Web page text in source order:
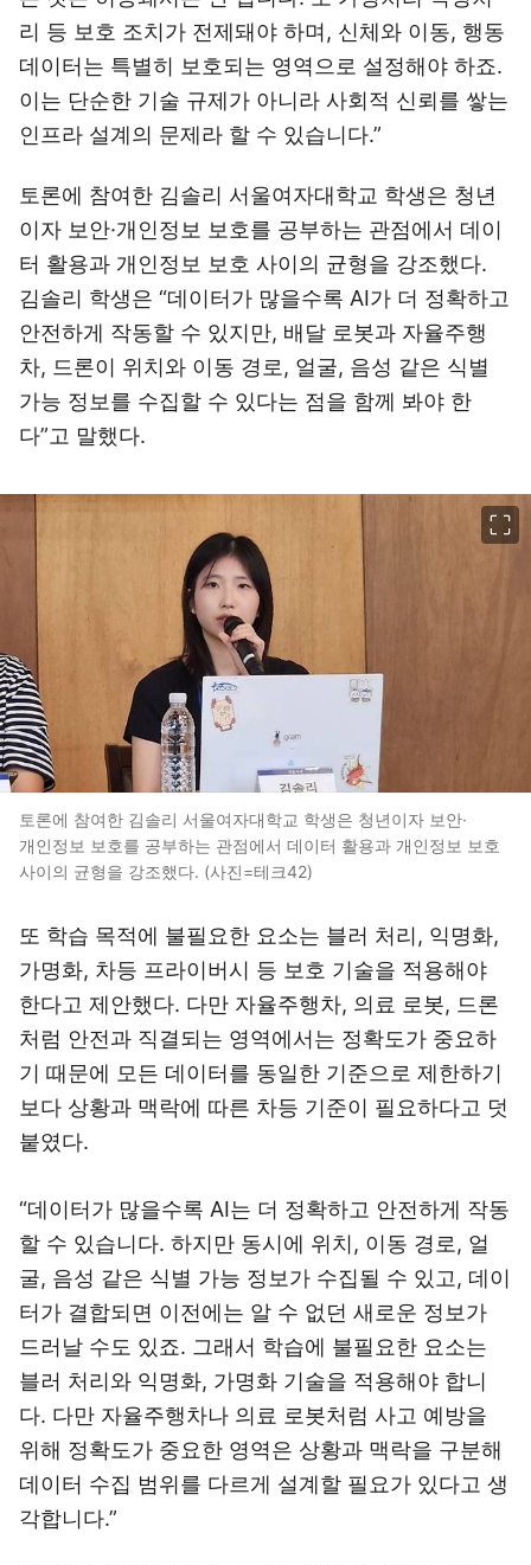
리 등 보호 조치가 전제돼야 하며, 신체와 이동, 행동
데이터는 특별히 보호되는 영역으로 설정해야 하죠.
이는 단순한 기술 규제가 아니라 사회적 신뢰를 쌓는
인프라 설계의 문제라 할 수 있습니다.”
토론에 참여한 김솔리 서울여자대학교 학생은 청년
이자 보안·개인정보 보호를 공부하는 관점에서 데이
터 활용과 개인정보 보호 사이의 균형을 강조했다.
김솔리 학생은 “데이터가 많을수록 AI가 더 정확하고
안전하게 작동할 수 있지만, 배달 로봇과 자율주행
차, 드론이 위치와 이동 경로, 얼굴, 음성 같은 식별
가능 정보를 수집할 수 있다는 점을 함께 봐야 한
다”고 말했다.
토론에 참여한 김솔리 서울여자대학교 학생은 청년이자 보안·
개인정보 보호를 공부하는 관점에서 데이터 활용과 개인정보 보호
사이의 균형을 강조했다. (사진=테크42)
또 학습 목적에 불필요한 요소는 블러 처리, 익명화,
가명화, 차등 프라이버시 등 보호 기술을 적용해야
한다고 제안했다. 다만 자율주행차, 의료 로봇, 드론
처럼 안전과 직결되는 영역에서는 정확도가 중요하
기 때문에 모든 데이터를 동일한 기준으로 제한하기
보다 상황과 맥락에 따른 차등 기준이 필요하다고 덧
붙였다.
“데이터가 많을수록 AI는 더 정확하고 안전하게 작동
할 수 있습니다. 하지만 동시에 위치, 이동 경로, 얼
굴, 음성 같은 식별 가능 정보가 수집될 수 있고, 데이
터가 결합되면 이전에는 알 수 없던 새로운 정보가
드러날 수도 있죠. 그래서 학습에 불필요한 요소는
블러 처리와 익명화, 가명화 기술을 적용해야 합니
다. 다만 자율주행차나 의료 로봇처럼 사고 예방을
위해 정확도가 중요한 영역은 상황과 맥락을 구분해
데이터 수집 범위를 다르게 설계할 필요가 있다고 생
각합니다.”